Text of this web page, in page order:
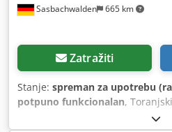
Sasbachwalden 665 km
Zatražiti
Stanje: spreman za upotrebu
potpuno funkcionalan,
D Ugox Agdskr Dizalica s